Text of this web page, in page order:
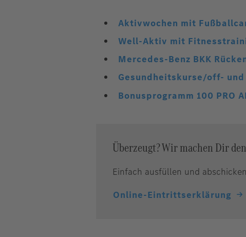
Aktivwochen mit
Well-Aktiv mit
Mercedes-Benz BKK
Gesundheitskurse/off-
Bonusprogramm 100
Überzeugt? Wir machen Dir
Einfach ausfüllen und
Online-Eintrittserklärung